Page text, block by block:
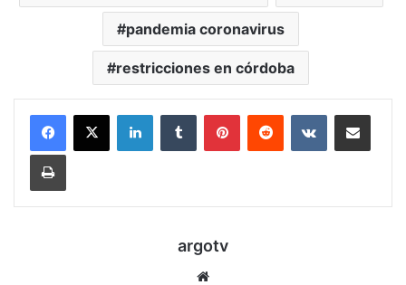
pandemia coronavirus
restricciones en córdoba
LinkedInTumblr PinterestReddit VKontakteCompartir por mail
Imprimir
argotv